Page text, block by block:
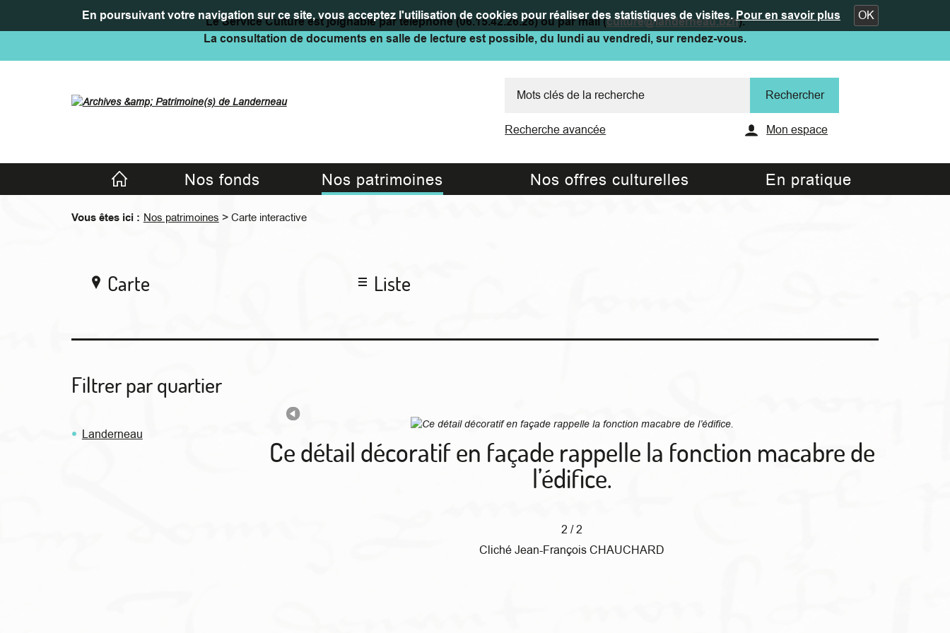
En poursuivant votre navigation sur ce site, vous acceptez l'utilisation de cookies pour réaliser des statistiques de visites.Pour en savoir plus OK
Le Service Culture est joignable par téléphone (06.15.42.26.28) ou par mail (culture@landerneau.bzh).
La consultation de documents en salle de lecture est possible, du lundi au vendredi, sur rendez-vous.
Recherche avancée Mon espace
Accueil Nos fonds Nos patrimoines Nos offres culturelles En pratique
Vous êtes ici : Nos patrimoines > Carte interactive
Carte Liste
Filtrer par quartier
Landerneau
Ce détail décoratif en façade rappelle la fonction macabre de
l’édifice.
2 / 2
Cliché Jean-François CHAUCHARD